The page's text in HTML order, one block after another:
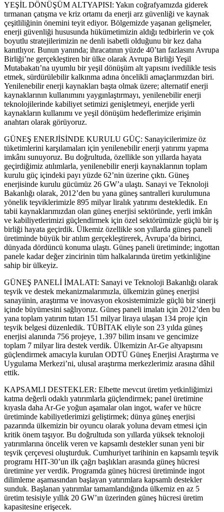
YEŞİL DÖNÜŞÜM ALTYAPISI: Yakın coğrafyamızda giderek
tırmanan çatışma ve kriz ortamı da enerji arz güvenliği ve kaynak
çeşitliliğinin önemini teyit ediyor. Bölgemizde yaşanan gelişmeler,
enerji güvenliği hususunda hükümetimizin aldığı tedbirlerin ve çok
boyutlu stratejilerimizin ne denli isabetli olduğunu bir kez daha
kanıtlıyor. Bunun yanında; ihracatının yüzde 40’tan fazlasını Avrupa
Birliği’ne gerçekleştiren bir ülke olarak Avrupa Birliği Yeşil
Mutabakatı’na uyumlu bir yeşil dönüşüm alt yapısını ivedilikle tesis
etmek, sürdürülebilir kalkınma adına öncelikli amaçlarımızdan biri.
Yenilenebilir enerji kaynakları başta olmak üzere; alternatif enerji
kaynaklarının kullanımını yaygınlaştırmayı, yenilenebilir enerji
teknolojilerinde kabiliyet setimizi genişletmeyi, enerjide yerli
kaynakların kullanımı ve yeşil dönüşüm hedeflerimize erişimin
anahtarı olarak görüyoruz.
GÜNEŞ ENERJİSİNDE KURULU GÜÇ: Sanayicilerimize öz
tüketimlerini karşılamaları için yenilenebilir enerji yatırımı yapma
imkânı sunuyoruz. Bu doğrultuda, özellikle son yıllarda hayata
geçirdiğimiz atılımlarla, yenilenebilir enerji kaynaklarının toplam
kurulu güç içindeki payı yüzde 62’nin üzerine çıktı. Güneş
enerjisinde kurulu gücümüz 26 GW’a ulaştı. Sanayi ve Teknoloji
Bakanlığı olarak, 2012’den bu yana güneş santralleri kurulumuna
yönelik teşviklerimizle 895 milyar liralık yatırımı destekledik. En
tabii kaynaklarımızdan olan güneş enerjisi sektöründe, yerli imkân
ve kabiliyetlerimizi güçlendirmek için özel sektörümüzle güçlü bir iş
birliği hayata geçirdik. Ülkemiz özellikle son yıllarda güneş paneli
üretiminde büyük bir atılım gerçekleştirerek, Avrupa’da birinci,
dünyada dördüncü konuma ulaştı. Güneş paneli üretiminde; ingottan
panele kadar değer zincirinin tüm halkalarında üretim yetkinliğine
sahip bir ülkeyiz.
GÜNEŞ PANELİ İMALATI: Sanayi ve Teknoloji Bakanlığı olarak
teşvik ve destek mekanizmalarımızla, ülkemizin güneş enerjisi
sanayiinin, araştırma ve inovasyon ekosistemimizle güçlü bir sinerji
içinde büyümesini sağlıyoruz. Güneş paneli imalatı için 2012’den bu
yana toplam yatırım tutarı 151 milyar liraya ulaşan 134 proje için
teşvik belgesi düzenledik. TÜBİTAK eliyle son 23 yılda güneş
enerjisi alanında 756 projeye, 1.397 bilim insanı ve gencimize
toplam 7 milyar lira destek verdik. Ülkemizin Ar-Ge altyapısını
güçlendirmek amacıyla kurulan ODTÜ Güneş Enerjisi Araştırma ve
Uygulama Merkezi’ni, ulusal araştırma merkezlerimiz arasına dâhil
ettik.
KAPSAMLI DESTEKLER: Elbette mevcut üretim yetkinliğimizi
katma değerli odaklı yatırımlarla güçlendirmek; panel üretimine
kıyasla daha Ar-Ge yoğun aşamalar olan ingot, wafer ve hücre
üretiminde kabiliyetlerimizi geliştirmek; dünya güneş enerjisi
pazarında ülkemizin bir oyuncu olarak yoluna devam etmesi için
kritik önem taşıyor. Bu doğrultuda son yıllarda yüksek teknoloji
yatırımlarına öncelik veren ve kapsamlı destekler sunan yeni bir
teşvik çerçevesi oluşturduk. Cumhuriyet tarihinin en kapsamlı teşvik
programı HIT-30’un ilk çağrı başlıkları arasında güneş hücresi
üretimine yer verdik. Programda güneş hücresi üretiminde ingot
dilimleme aşamasından başlayan yatırımlara kapsamlı destekler
sunduk. Başlanan yatırımlar tamamlandığında ülkemiz en az 5
üretim tesisiyle yıllık 20 GW’ın üzerinden güneş hücresi üretim
kapasitesine erişecek.